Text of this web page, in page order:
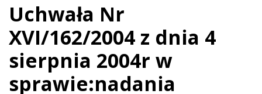
Uchwała Nr
XVI/162/2004 z dnia 4
sierpnia 2004r w
sprawie:nadania